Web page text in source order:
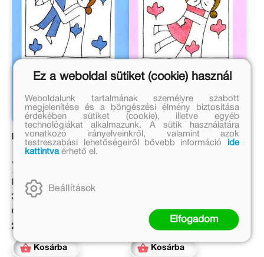
Hurra, es ist ein Junge!
Janikovszky Éva
Eredeti ár:
3 499 Ft
Online ár:
2 869 Ft
Kosárba
Hurra, es ist ein Mädchen!
Online ár:
2 869 Ft
Kosárba
Ez a weboldal sütiket (cookie) használ
Weboldalunk tartalmának személyre szabott
megjelenítése és a böngészési élmény biztosítása
érdekében sütiket (cookie), illetve egyéb
technológiákat alkalmazunk. A sütik használatára
vonatkozó irányelveinkről, valamint azok
testreszabási lehetőségeiről bővebb információ
ide
kattintvaérhető el.
Beállítások
Elfogadom